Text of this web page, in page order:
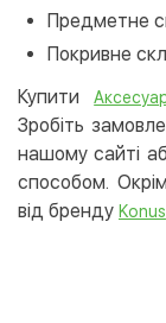
Предметне
Покривне
Купити
Зробіть
нашому сайті
способом.
від бренду Konus